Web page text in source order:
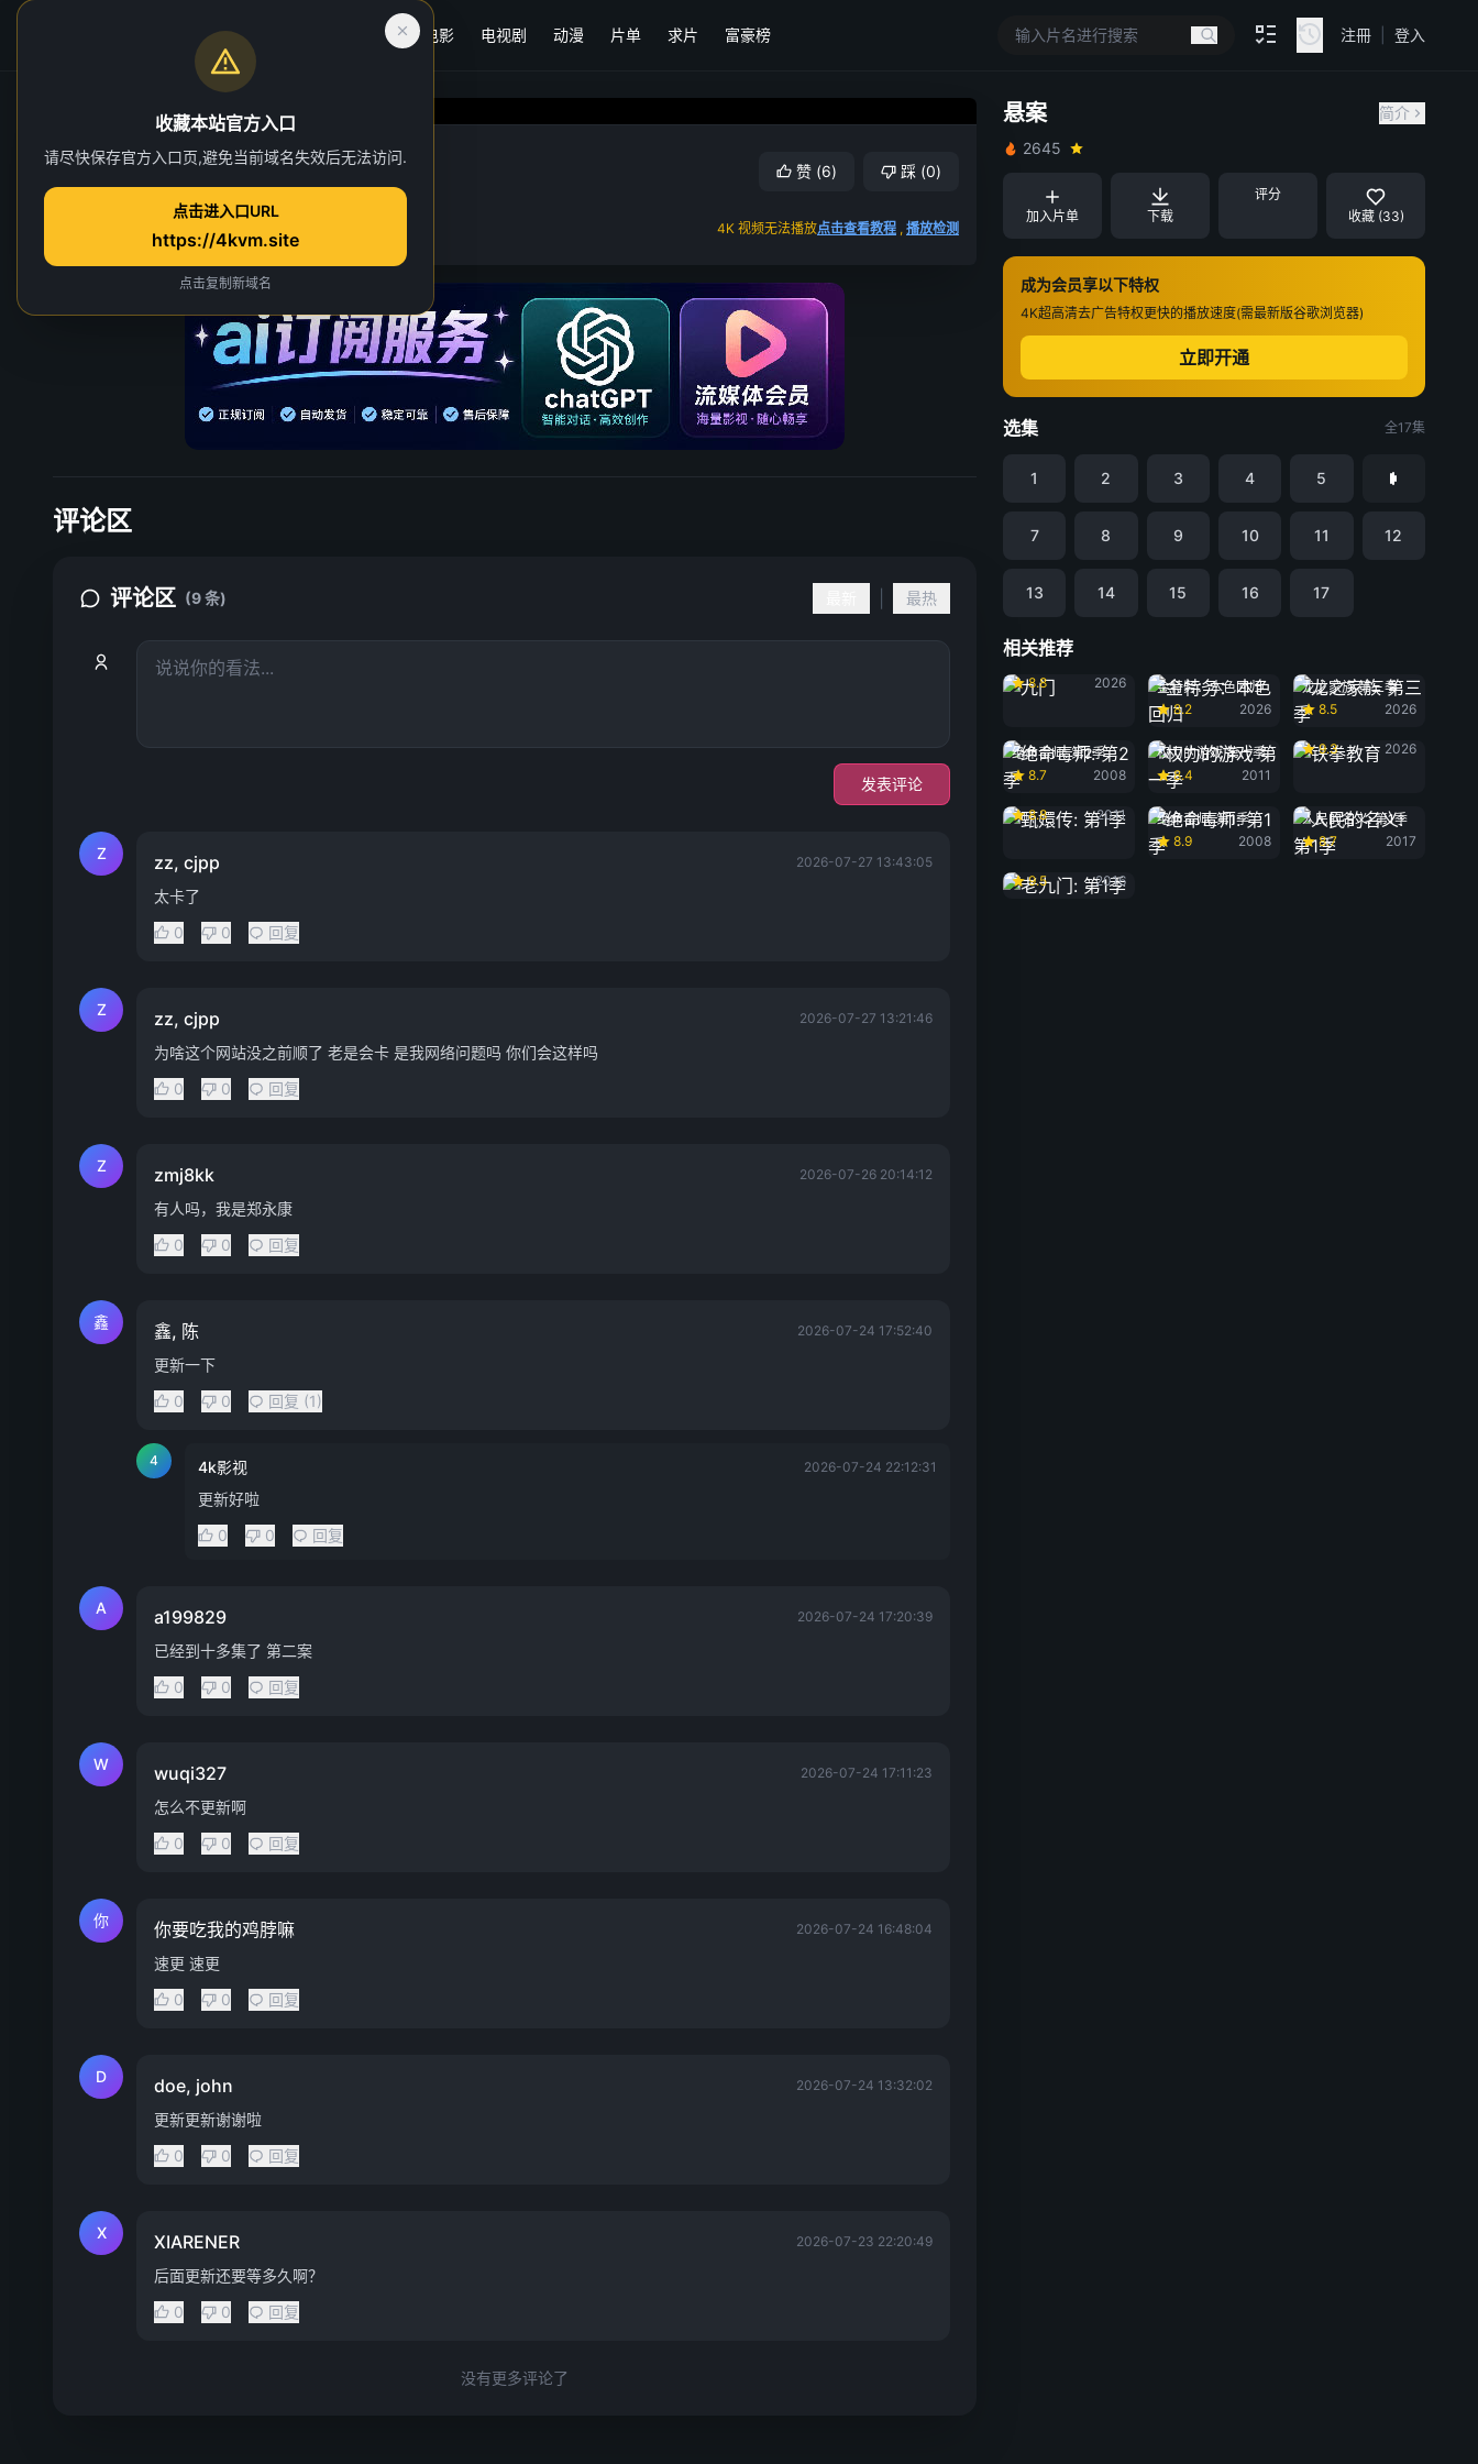
首页 电影 电视剧 动漫 片单 求片 富豪榜 注冊 登入
悬案
第 6 集
赞 (6) 踩 (0)
4K 视频无法播放点击查看教程 , 播放检测
悬案
简介
2645
加入片单 下载
评分
收藏 (33)
成为会员享以下特权
4K超高清去广告特权更快的播放速度(需最新版谷歌浏览器)
立即开通
选集 全17集
1 2 3 4 5
7 8 9 10 11 12
13 14 15 16 17
相关推荐
九门
8.8
2026
金特务：本色回归
8.2
2026
龙之家族 第三季
8.5
2026
绝命毒师: 第2季
8.7
2008
权力的游戏 第一季
8.4
2011
铁拳教育
9.3
2026
甄嬛传: 第1季
8.8
2011
绝命毒师: 第1季
8.9
2008
人民的名义: 第1季
8.7
2017
9.5
2016
评论区
评论区 (9 条) 最热
发表评论
Z zz, cjpp 2026-07-27 13:43:05
太卡了
0
0 回复
Z zz, cjpp 2026-07-27 13:21:46
为啥这个网站没之前顺了 老是会卡 是我网络问题吗 你们会这样吗
0
0 回复
Z zmj8kk 2026-07-26 20:14:12
有人吗，我是郑永康
0
0 回复
鑫 鑫, 陈 2026-07-24 17:52:40
更新一下
0
0 回复 (1)
4 4k影视 2026-07-24 22:12:31
更新好啦
0
0 回复
A a199829 2026-07-24 17:20:39
已经到十多集了 第二案
0
0 回复
W wuqi327 2026-07-24 17:11:23
怎么不更新啊
0
0 回复
你 你要吃我的鸡脖嘛 2026-07-24 16:48:04
速更 速更
0
0 回复
D doe, john 2026-07-24 13:32:02
更新更新谢谢啦
0
0 回复
X XIARENER 2026-07-23 22:20:49
后面更新还要等多久啊？
0
0 回复
没有更多评论了
收藏本站官方入口
请尽快保存官方入口页,避免当前域名失效后无法访问.
点击进入口URL
https://4kvm.site
点击复制新域名